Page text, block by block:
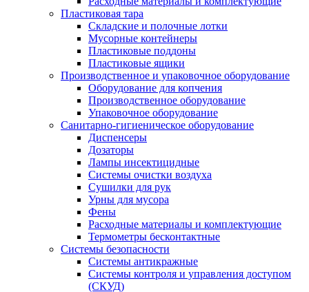
Пластиковая тара
Складские и полочные лотки
Мусорные контейнеры
Пластиковые поддоны
Пластиковые ящики
Производственное и упаковочное оборудование
Оборудование для копчения
Производственное оборудование
Упаковочное оборудование
Санитарно-гигиеническое оборудование
Диспенсеры
Дозаторы
Лампы инсектицидные
Системы очистки воздуха
Сушилки для рук
Урны для мусора
Фены
Расходные материалы и комплектующие
Термометры бесконтактные
Системы безопасности
Системы антикражные
Системы контроля и управления доступом
(СКУД)